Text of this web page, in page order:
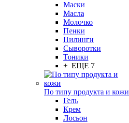
Маски
Масла
Молочко
Пенки
Пилинги
Сыворотки
Тоники
+ ЕЩЕ 7
По типу продукта и кожи
Гель
Крем
Лосьон